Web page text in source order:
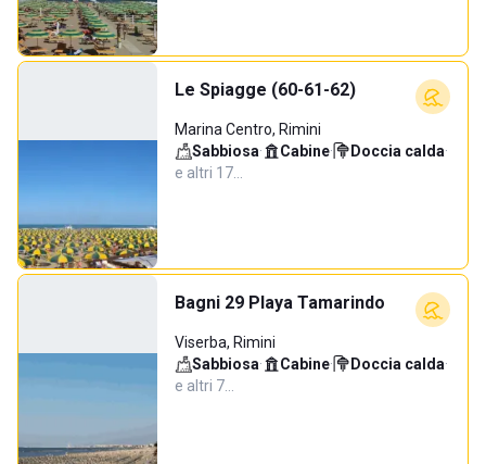
Le Spiagge (60-61-62)
Marina Centro, Rimini
Sabbiosa· Cabine· Doccia calda·
e altri 17…
Bagni 29 Playa Tamarindo
Viserba, Rimini
Sabbiosa· Cabine· Doccia calda·
e altri 7…